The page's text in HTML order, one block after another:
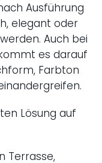
Ausführung
elegant oder
Auch bei
es darauf
Farbton
Lösung auf
Terrasse,